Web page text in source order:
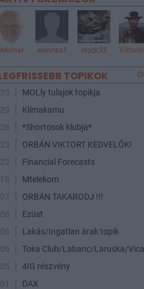
exmnbs1 stock33
TOPIKOK
MOLly tulajok topikja
Klímakamu
*Shortosok klubja*
ORBÁN VIKTORT KEDVELŐK!
Financial Forecasts
Mtelekom
ORBÁN TAKARODJ !!!
Ezüst
Lakás/Ingatlan árak topik
4IG részvény
DAX